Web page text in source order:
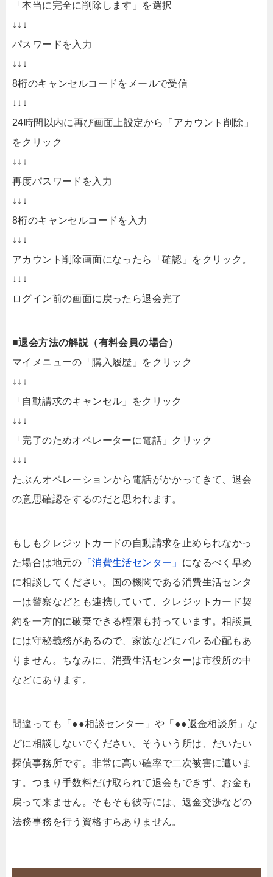
「本当に完全に削除します」を選択
↓↓↓
パスワードを入力
↓↓↓
8桁のキャンセルコードをメールで受信
↓↓↓
24時間以内に再び画面上設定から「アカウント削除」
をクリック
↓↓↓
再度パスワードを入力
↓↓↓
8桁のキャンセルコードを入力
↓↓↓
アカウント削除画面になったら「確認」をクリック。
↓↓↓
ログイン前の画面に戻ったら退会完了
■退会方法の解説（有料会員の場合）
マイメニューの「購入履歴」をクリック
↓↓↓
「自動請求のキャンセル」をクリック
↓↓↓
「完了のためオペレーターに電話」クリック
↓↓↓
たぶんオペレーションから電話がかかってきて、退会
の意思確認をするのだと思われます。
もしもクレジットカードの自動請求を止められなかっ
た場合は地元の 「消費生活センター」 になるべく早め
に相談してください。国の機関である消費生活センタ
ーは警察などとも連携していて、クレジットカード契
約を一方的に破棄できる権限も持っています。相談員
には守秘義務があるので、家族などにバレる心配もあ
りません。ちなみに、消費生活センターは市役所の中
などにあります。
間違っても「●●相談センター」や「●●返金相談所」な
どに相談しないでください。そういう所は、だいたい
探偵事務所です。非常に高い確率で二次被害に遭いま
す。つまり手数料だけ取られて退会もできず、お金も
戻って来ません。そもそも彼等には、返金交渉などの
法務事務を行う資格すらありません。